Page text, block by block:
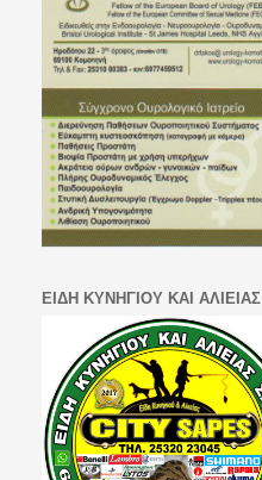
ΕΙΔΗ ΚΥΝΗΓΙΟΥ ΚΑΙ ΑΛΙΕΙΑΣ